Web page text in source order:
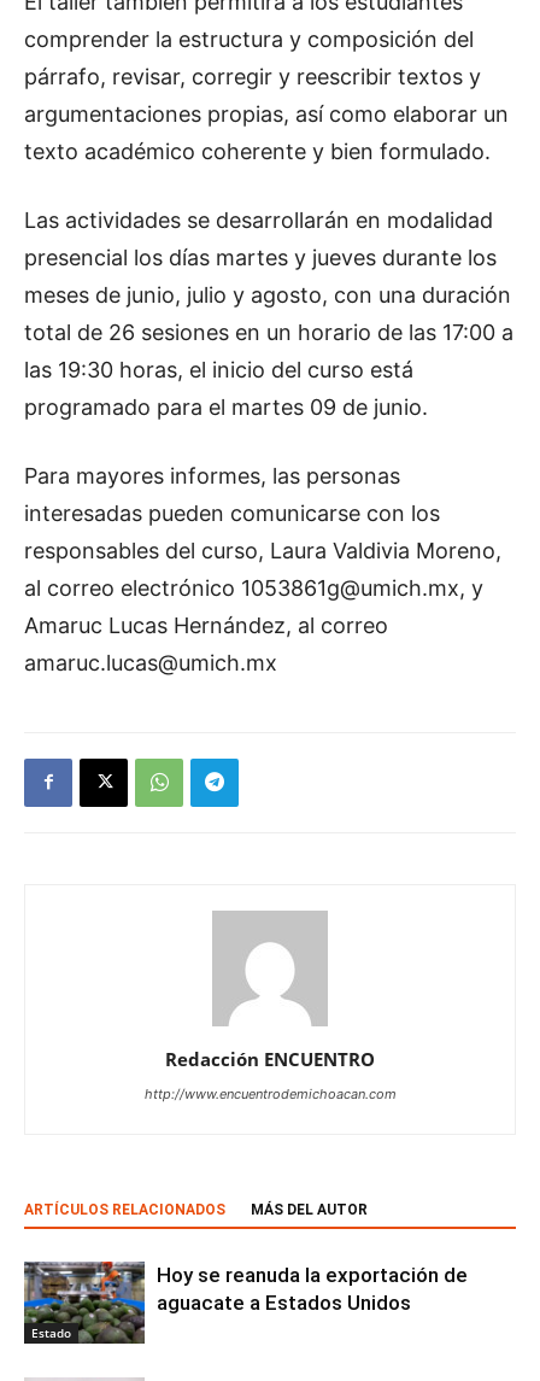
comprender la estructura y composición del
párrafo, revisar, corregir y reescribir textos y
argumentaciones propias, así como elaborar un
texto académico coherente y bien formulado.
Las actividades se desarrollarán en modalidad
presencial los días martes y jueves durante los
meses de junio, julio y agosto, con una duración
total de 26 sesiones en un horario de las 17:00 a
las 19:30 horas, el inicio del curso está
programado para el martes 09 de junio.
Para mayores informes, las personas
interesadas pueden comunicarse con los
responsables del curso, Laura Valdivia Moreno,
al correo electrónico 1053861g@umich.mx, y
Amaruc Lucas Hernández, al correo
amaruc.lucas@umich.mx
Redacción ENCUENTRO
http://www.encuentrodemichoacan.com
ARTÍCULOS RELACIONADOS MÁS DEL AUTOR
Estado
Hoy se reanuda la exportación de
aguacate a Estados Unidos